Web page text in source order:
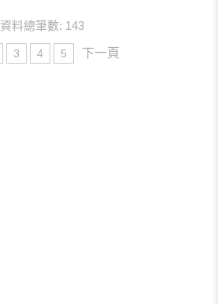
資料總筆數: 143
3 4 5 下一頁